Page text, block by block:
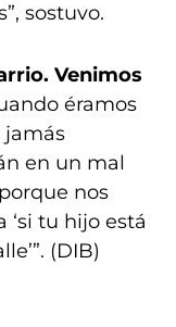
sostuvo.
Venimos
éramos
jamás
en un mal
nos
‘si tu hijo está
(DIB)